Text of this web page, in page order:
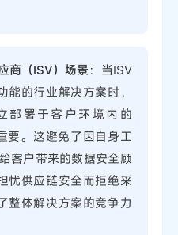
商（ISV）场景 ：当ISV
的行业解决方案时，
部署于客户环境内的
要。这避免了因自身工
客户带来的数据安全顾
忧供应链安全而拒绝采
整体解决方案的竞争力